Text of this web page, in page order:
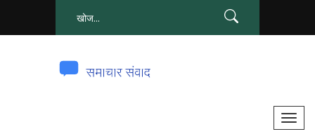
टॉ